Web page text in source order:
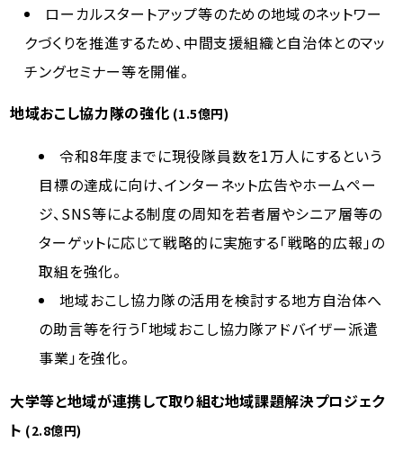
ローカルスタートアップ等のための地域のネットワー
クづくりを推進するため、中間支援組織と自治体とのマッ
チングセミナー等を開催。
地域おこし協力隊の強化 (1.5億円)
令和8年度までに現役隊員数を1万人にするという
目標の達成に向け、インターネット広告やホームペー
ジ、SNS等による制度の周知を若者層やシニア層等の
ターゲットに応じて戦略的に実施する「戦略的広報」の
取組を強化。
地域おこし協力隊の活用を検討する地方自治体へ
の助言等を行う「地域おこし協力隊アドバイザー派遣
事業」を強化。
大学等と地域が連携して取り組む地域課題解決プロジェク
ト (2.8億円)